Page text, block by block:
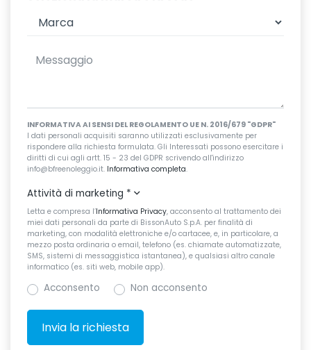
INFORMATIVA AI SENSI DEL REGOLAMENTO UE N. 2016/679 "GDPR"
I dati personali acquisiti saranno utilizzati esclusivamente per
rispondere alla richiesta formulata. Gli Interessati possono esercitare i
diritti di cui agli artt. 15 - 23 del GDPR scrivendo all'indirizzo
info@bfreenoleggio.it. Informativa completa.
Attività di marketing *
Letta e compresa l’Informativa Privacy, acconsento al trattamento dei
miei dati personali da parte di BissonAuto S.p.A. per finalità di
marketing, con modalità elettroniche e/o cartacee, e, in particolare, a
mezzo posta ordinaria o email, telefono (es. chiamate automatizzate,
SMS, sistemi di messaggistica istantanea), e qualsiasi altro canale
informatico (es. siti web, mobile app).
Acconsento Non acconsento